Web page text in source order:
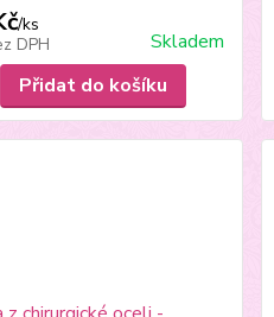
/ks
DPH
Skladem
Přidat do košíku